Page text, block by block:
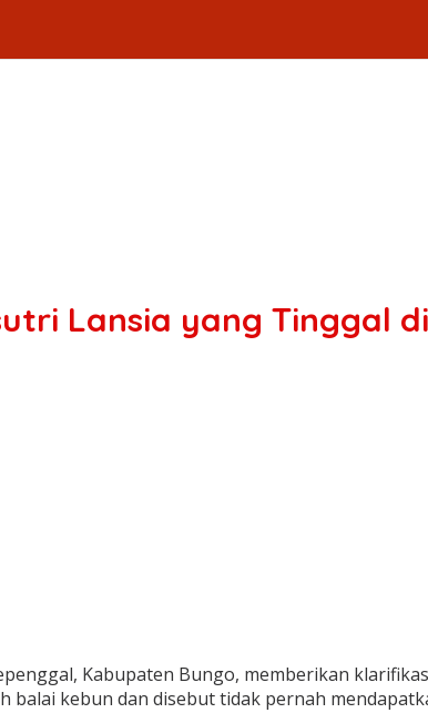
Lansia yang Tinggal
Kabupaten Bungo, memberikan
balai kebun dan disebut tidak pernah